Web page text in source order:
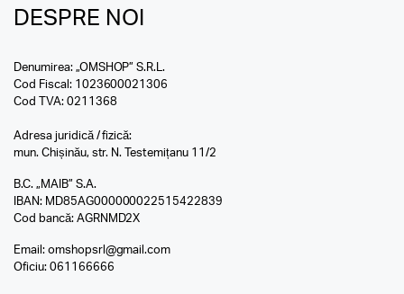
DESPRE NOI
Denumirea: „OMSHOP” S.R.L.
Cod Fiscal: 1023600021306
Cod TVA: 0211368
Adresa juridică / fizică:
mun. Chișinău, str. N. Testemițanu 11/2
B.C. „MAIB” S.A.
IBAN: MD85AG000000022515422839
Cod bancă: AGRNMD2X
Email: omshopsrl@gmail.com
Oficiu: 061166666